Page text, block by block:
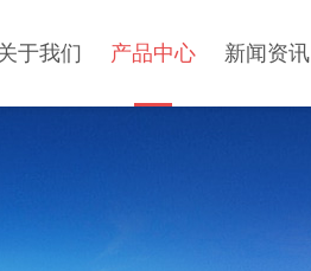
于我们 产品中心 新闻资讯